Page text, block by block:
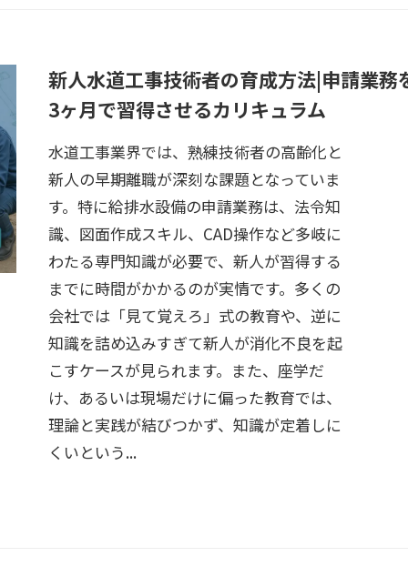
新人水道工事技術者の育成方法|申請業務
3ヶ月で習得させるカリキュラム
水道工事業界では、熟練技術者の高齢化と
新人の早期離職が深刻な課題となっていま
す。特に給排水設備の申請業務は、法令知
識、図面作成スキル、CAD操作など多岐に
わたる専門知識が必要で、新人が習得する
までに時間がかかるのが実情です。多くの
会社では「見て覚えろ」式の教育や、逆に
知識を詰め込みすぎて新人が消化不良を起
こすケースが見られます。また、座学だ
け、あるいは現場だけに偏った教育では、
理論と実践が結びつかず、知識が定着しに
くいという...